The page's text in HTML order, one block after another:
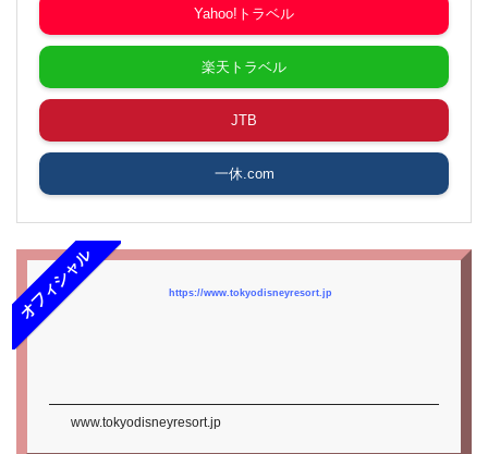
Yahoo!トラベル
楽天トラベル
JTB
一休.com
オフィシャル https://www.tokyodisneyresort.jp
www.tokyodisneyresort.jp